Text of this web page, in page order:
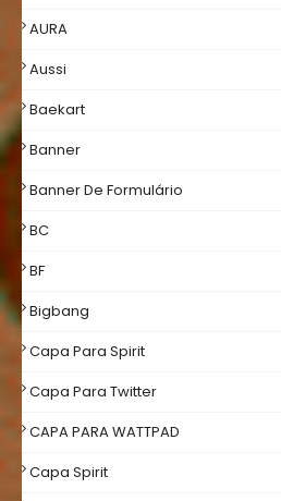
AURA
Aussi
Baekart
Banner
Banner De Formulário
BC
BF
Bigbang
Capa Para Spirit
Capa Para Twitter
CAPA PARA WATTPAD
Capa Spirit